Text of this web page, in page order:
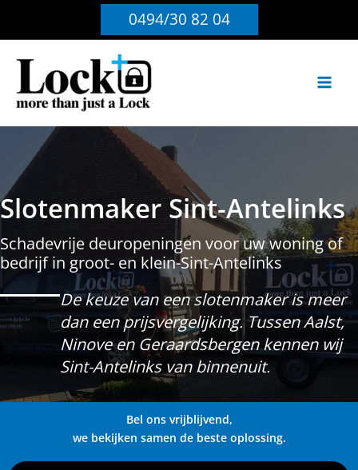
0494/30 82 04
Slotenmaker Sint-Antelinks
Schadevrije deuropeningen voor uw woning of
bedrijf in groot- en klein-Sint-Antelinks
De keuze van een slotenmaker is meer
dan een prijsvergelijking. Tussen Aalst,
Ninove en Geraardsbergen kennen wij
Sint-Antelinks van binnenuit.
Bel ons vrijblijvend,
we bekijken samen de beste oplossing.